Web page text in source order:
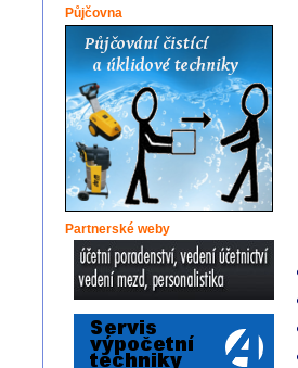
Půjčovna
Partnerské weby